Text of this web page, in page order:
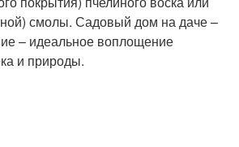
смолы. Садовый дом на даче –
– идеальное воплощение
и природы.